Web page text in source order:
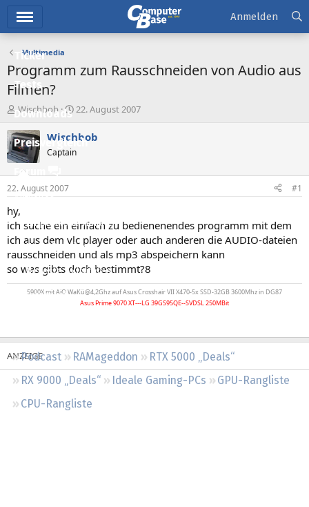
Ticker
Tests
Downloads
Preisvergleich
Forum
Aktuelles
Empfohlene Inhalte
Neue Beiträge
Neueste Aktivitäten
Leserartikel
Podcast RAMageddon
RTX 5000 „Deals“
RX 9000 „Deals“
Ideale Gaming-PCs
GPU-Rangliste
CPU-Rangliste
Anmelden
Multimedia
Programm zum Rausschneiden von Audio aus
Filmen?
E
r
s
t
e
e
r
Wischbob
E
s
e
t
m
22. August 2007
Wischbob
Captain
22. August 2007 #1
hy,
ich suche ein einfach zu bedienenendes programm mit dem
ich aus dem vlc player oder auch anderen die AUDIO-dateien
rausschneiden und als mp3 abspeichern kann
so was gibts doch bestimmt?8
5900X mit AiO WaKü@4,2Ghz auf Asus Crosshair VII X470-5x SSD-32GB 3600Mhz in DG87
Asus Prime 9070 XT---LG 39GS95QE--SVDSL 250MBit